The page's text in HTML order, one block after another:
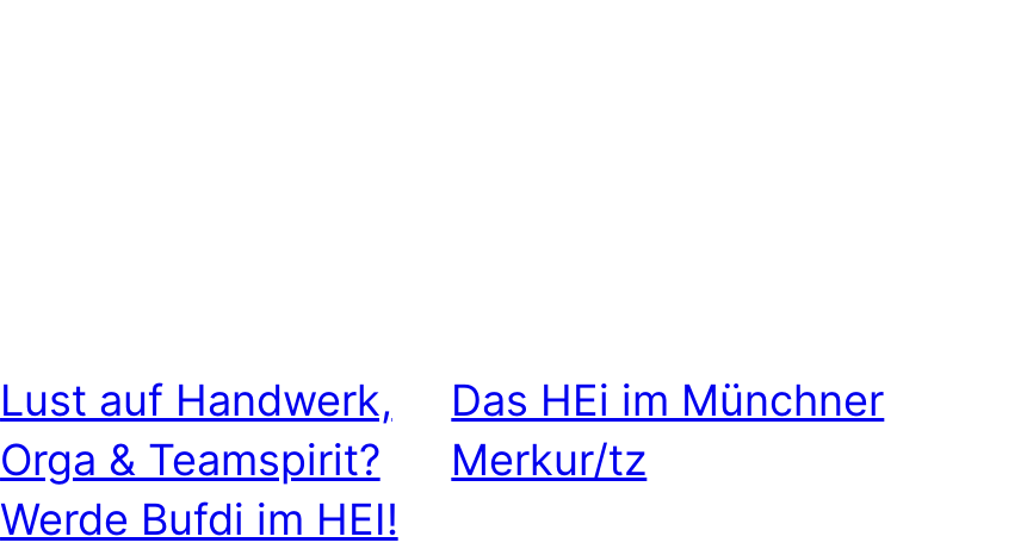
Lust auf Handwerk,
Orga & Teamspirit?
Werde Bufdi im HEI!
Das HEi im Münchner
Merkur/tz